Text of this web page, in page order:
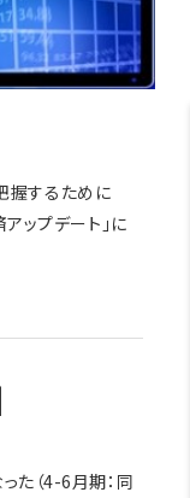
握するために
ップデート」に
（4-6月期：同